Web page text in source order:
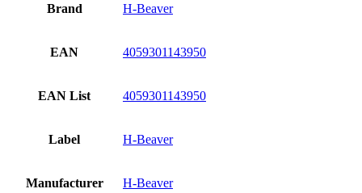
Brand H-Beaver
EAN 4059301143950
EAN List 4059301143950
Label H-Beaver
Manufacturer H-Beaver